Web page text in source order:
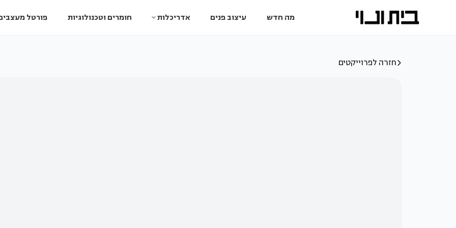
מה חדש עיצוב פנים אדריכלות חומרים וטכנולוגיות פורטל
חזרה לפרוייקטים